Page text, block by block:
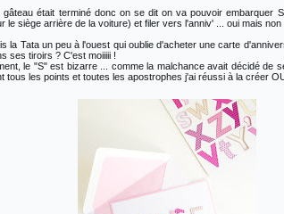
gâteau était terminé donc on se dit on va pouvoir embarquer
le siège arrière de la voiture) et filer vers l'anniv' ... oui mais non
la Tata un peu à l'ouest qui oublie d'acheter une carte
ses tiroirs ? C'est moiiiii !
le "S" est bizarre ... comme la malchance avait décidé
tous les points et toutes les apostrophes j'ai réussi à la créer